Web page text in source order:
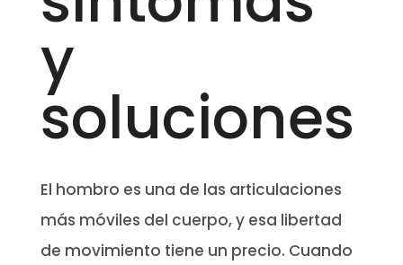
y
soluciones
El hombro es una de las articulaciones
más móviles del cuerpo, y esa libertad
de movimiento tiene un precio. Cuando